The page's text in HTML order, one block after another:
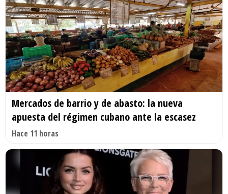
Mercados de barrio y de abasto: la nueva
apuesta del régimen cubano ante la escasez
Hace 11 horas